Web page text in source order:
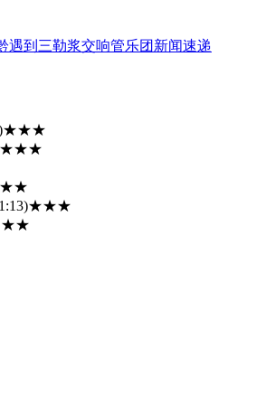
遇到三勒浆交响管乐团新闻速递
★★★
★★★
★★★